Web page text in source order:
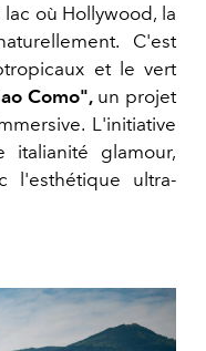
où Hollywood, la
C'est
et le vert
Como",un projet
L'initiative
glamour,
l'esthétique ultra-